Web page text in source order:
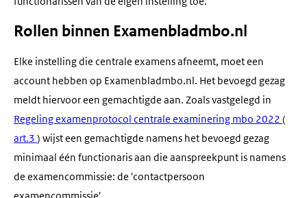
Rollen binnen Examenbladmbo.nl
Elke instelling die centrale examens afneemt, moet een
account hebben op Examenbladmbo.nl. Het bevoegd gezag
meldt hiervoor een gemachtigde aan. Zoals vastgelegd in
Regeling examenprotocol centrale examinering mbo 2022 (
art.3 ) wijst een gemachtigde namens het bevoegd gezag
minimaal één functionaris aan die aanspreekpunt is namens
de examencommissie: de 'contactpersoon